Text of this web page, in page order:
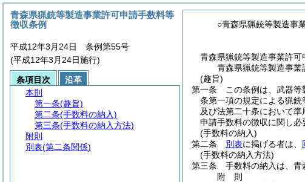
○青森県猟銃等製造事
青森県猟銃等製造事業許可
青森県猟銃等製造事業
(趣旨)
第一条
この条例は、武器等
条第一項の規定による猟
及び法第二十条において
申請手数料の徴収に関し必
(手数料の納入)
第二条
別表に掲げる者は、
(手数料の納入方法)
第三条
手数料の納入は、青
附 則
青森県猟銃等製造事業許可申請手数料等
徴収条例
平成12年3月24日 条例第55号
(平成12年3月24日施行)
条項目次
沿革
本則
第一条(趣旨)
第二条(手数料の納入)
第三条(手数料の納入方法)
附則
別表(第二条関係)